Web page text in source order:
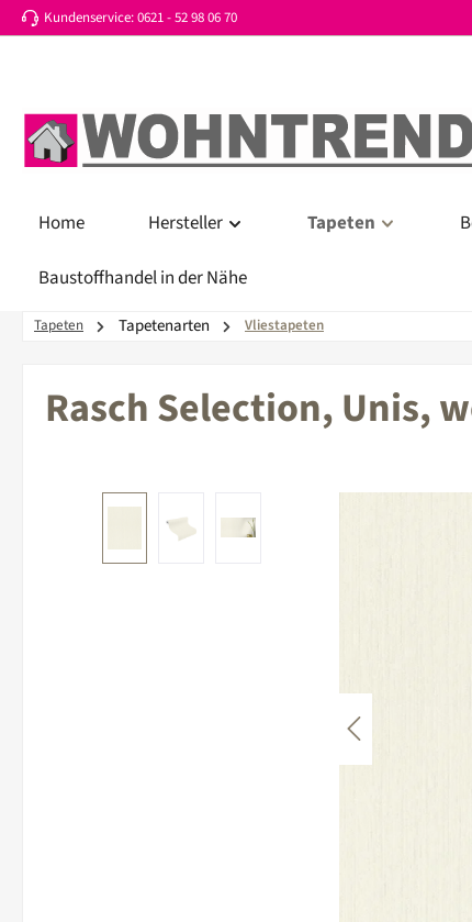
Hauptinhalt springen
Zur Suche springen
Zur Hauptnavigation springen
Kundenservice: 0621 - 52 98 06 70
Home Hersteller Tapeten
Baustoffhandel in der Nähe
Tapeten Tapetenarten Vliestapeten
Rasch Selection, Unis,
Bildergalerie überspringen